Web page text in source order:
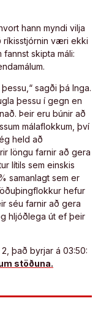
hann myndi vilja
ríkisstjórnin væri ekki
fannst skipta máli:
sagði þá Inga.
þessu í gegn en
Þeir eru búnir að
málaflokkum, því
held að
löngu farnir að gera
lítils sem einskis
samanlagt sem er
hefur
séu farnir að gera
hljóðlega út ef þeir
það byrjar á 03:50:
stöðuna.